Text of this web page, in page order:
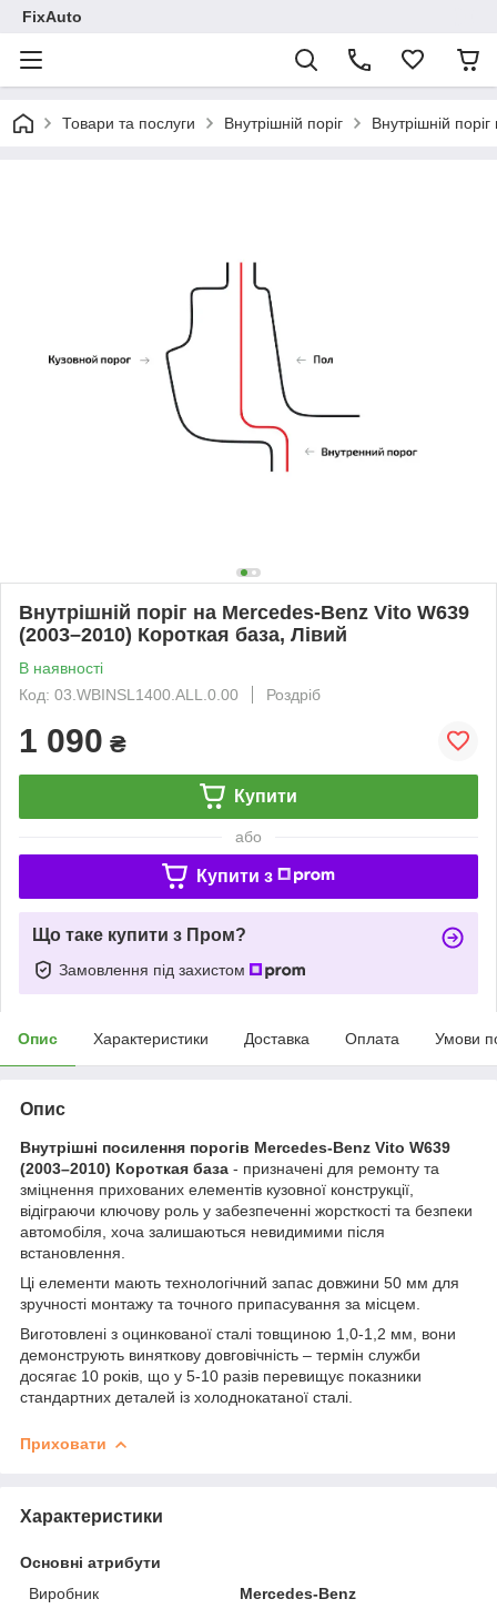
FixAuto
Товари та послуги Внутрішній поріг Внутрішній
Внутрішній поріг на Mercedes-Benz Vito W639
(2003–2010) Короткая база, Лівий
В наявності
Код: 03.WBINSL1400.ALL.0.00
Роздріб
1 090 ₴
Купити
або
Купити з
Що таке купити з Пром?
Замовлення під захистом
Опис Характеристики Доставка Оплата Умови
Опис
Внутрішні посилення порогів Mercedes-Benz Vito W639
(2003–2010) Короткая база - призначені для ремонту та
зміцнення прихованих елементів кузовної конструкції,
відіграючи ключову роль у забезпеченні жорсткості та безпеки
автомобіля, хоча залишаються невидимими після
встановлення.
Ці елементи мають технологічний запас довжини 50 мм для
зручності монтажу та точного припасування за місцем.
Виготовлені з оцинкованої сталі товщиною 1,0-1,2 мм, вони
демонструють виняткову довговічність – термін служби
досягає 10 років, що у 5-10 разів перевищує показники
стандартних деталей із холоднокатаної сталі.
Приховати
Характеристики
Основні атрибути
Виробник
Mercedes-Benz